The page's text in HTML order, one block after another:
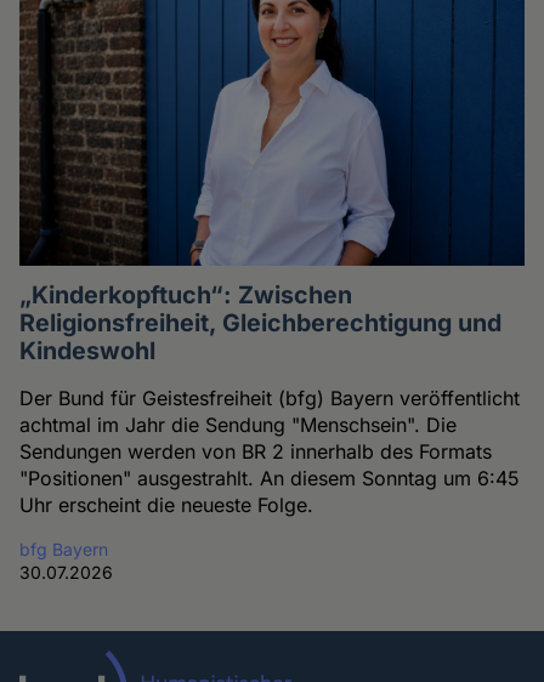
„Kinderkopftuch“: Zwischen
Religionsfreiheit, Gleichberechtigung und
Kindeswohl
Der Bund für Geistesfreiheit (bfg) Bayern veröffentlicht
achtmal im Jahr die Sendung "Menschsein". Die
Sendungen werden von BR 2 innerhalb des Formats
"Positionen" ausgestrahlt. An diesem Sonntag um 6:45
Uhr erscheint die neueste Folge.
bfg Bayern
30.07.2026